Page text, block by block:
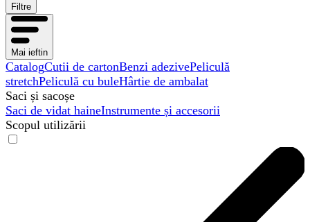
Filtre
Mai ieftin
CatalogCutii de cartonBenzi adezivePeliculă
stretchPeliculă cu buleHârtie de ambalat
Saci și sacoșe
Saci de vidat haineInstrumente și accesorii
Scopul utilizării